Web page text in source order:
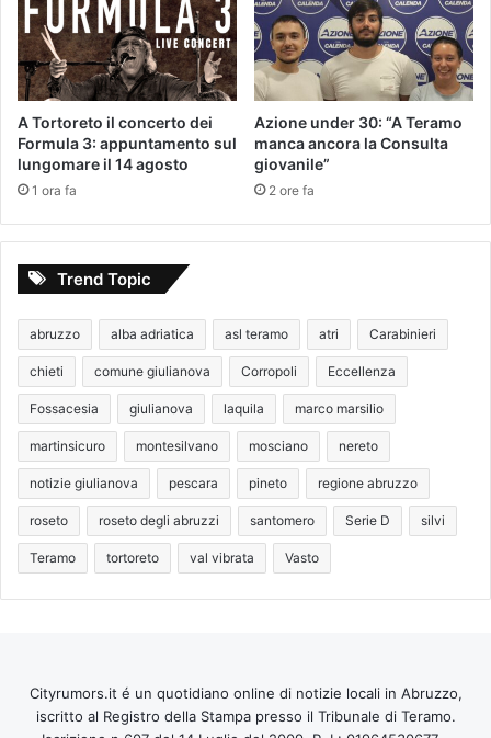
A Tortoreto il concerto dei
Formula 3: appuntamento sul
lungomare il 14 agosto
1 ora fa
Azione under 30: “A Teramo
manca ancora la Consulta
giovanile”
2 ore fa
Trend Topic
abruzzo alba adriatica asl teramo atri Carabinieri
chieti comune giulianova Corropoli Eccellenza
Fossacesia giulianova laquila marco marsilio
martinsicuro montesilvano mosciano nereto
notizie giulianova pescara pineto regione abruzzo
roseto roseto degli abruzzi santomero Serie D silvi
Teramo tortoreto val vibrata Vasto
Cityrumors.it é un quotidiano online di notizie locali in Abruzzo,
iscritto al Registro della Stampa presso il Tribunale di Teramo.